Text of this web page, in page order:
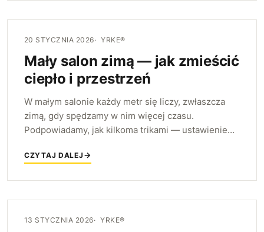
20 STYCZNIA 2026 YRKE®
Mały salon zimą — jak zmieścić
ciepło i przestrzeń
W małym salonie każdy metr się liczy, zwłaszcza
zimą, gdy spędzamy w nim więcej czasu.
Podpowiadamy, jak kilkoma trikami — ustawieniem
zmieścić w nim i przestrzeń, i przytulność.
CZYTAJ DALEJ
13 STYCZNIA 2026 YRKE®